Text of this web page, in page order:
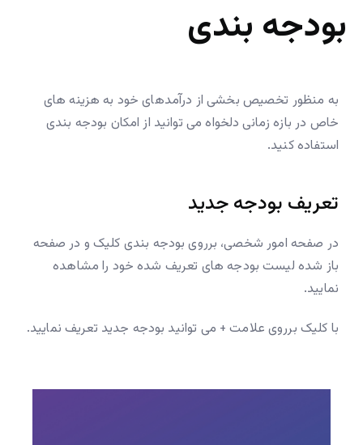
بودجه بندی
به منظور تخصیص بخشی از درآمدهای خود به هزینه های
خاص در بازه زمانی دلخواه می توانید از امکان بودجه بندی
استفاده کنید.
تعریف بودجه جدید
در صفحه امور شخصی، برروی بودجه بندی کلیک و در صفحه
باز شده لیست بودجه های تعریف شده خود را مشاهده
نمایید.
با کلیک برروی علامت + می توانید بودجه جدید تعریف نمایید.